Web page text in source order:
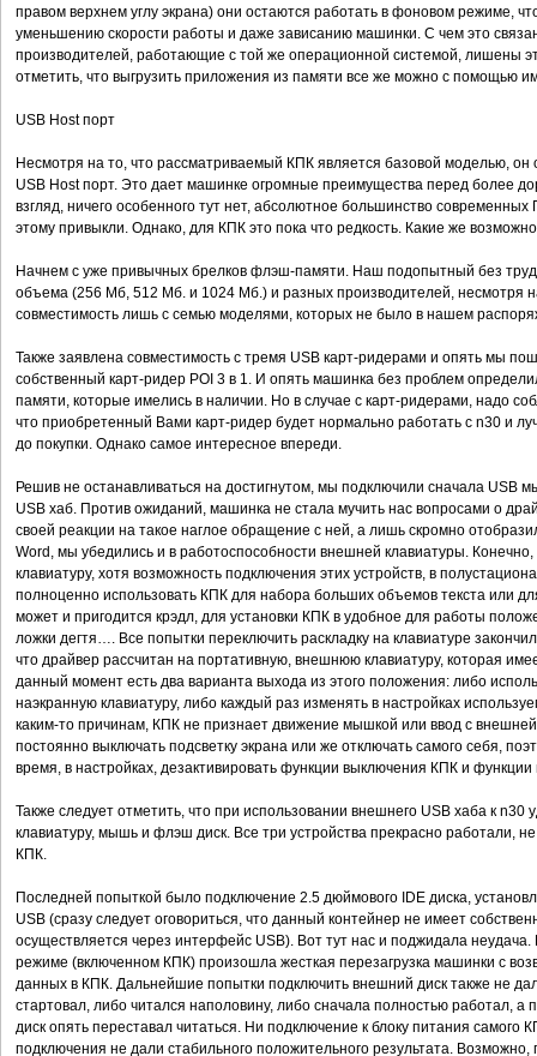
правом верхнем углу экрана) они остаются работать в фоновом режиме,
уменьшению скорости работы и даже зависанию машинки. С чем это
производителей, работающие с той же операционной системой, лишены
отметить, что выгрузить приложения из памяти все же можно с помощью
USB Host порт
Несмотря на то, что рассматриваемый КПК является базовой моделью,
USB Host порт. Это дает машинке огромные преимущества перед более
взгляд, ничего особенного тут нет, абсолютное большинство
этому привыкли. Однако, для КПК это пока что редкость. Какие же
Начнем с уже привычных брелков флэш-памяти. Наш подопытный без
объема (256 Мб, 512 Мб. и 1024 Мб.) и разных производителей, несмотря
совместимость лишь с семью моделями, которых не было в нашем
Также заявлена совместимость с тремя USB карт-ридерами и опять мы
собственный карт-ридер POI 3 в 1. И опять машинка без проблем
памяти, которые имелись в наличии. Но в случае с карт-ридерами, надо
что приобретенный Вами карт-ридер будет нормально работать с n30 и
до покупки. Однако самое интересное впереди.
Решив не останавливаться на достигнутом, мы подключили сначала USB
USB хаб. Против ожиданий, машинка не стала мучить нас вопросами о
своей реакции на такое наглое обращение с ней, а лишь скромно
Word, мы убедились и в работоспособности внешней клавиатуры.
клавиатуру, хотя возможность подключения этих устройств, в
полноценно использовать КПК для набора больших объемов текста или
может и пригодится крэдл, для установки КПК в удобное для работы
ложки дегтя…. Все попытки переключить раскладку на клавиатуре
что драйвер рассчитан на портативную, внешнюю клавиатуру, которая
данный момент есть два варианта выхода из этого положения: либо
наэкранную клавиатуру, либо каждый раз изменять в настройках
каким-то причинам, КПК не признает движение мышкой или ввод с внешней
постоянно выключать подсветку экрана или же отключать самого себя,
время, в настройках, дезактивировать функции выключения КПК и
Также следует отметить, что при использовании внешнего USB хаба к n30
клавиатуру, мышь и флэш диск. Все три устройства прекрасно работали,
КПК.
Последней попыткой было подключение 2.5 дюймового IDE диска,
USB (сразу следует оговориться, что данный контейнер не имеет
осуществляется через интерфейс USB). Вот тут нас и поджидала
режиме (включенном КПК) произошла жесткая перезагрузка машинки с
данных в КПК. Дальнейшие попытки подключить внешний диск также не
стартовал, либо читался наполовину, либо сначала полностью работал,
диск опять переставал читаться. Ни подключение к блоку питания самого
подключения не дали стабильного положительного результата. Возможно,